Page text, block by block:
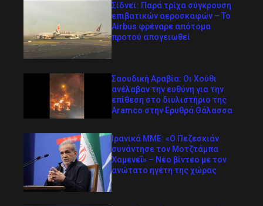
Σίδνεϊ: Παρά τρίχα σύγκρουση
επιβατικών αεροσκαφών – Το
Airbus φρέναρε απότομα
προτού απογειωθεί
Σαουδική Αραβία: Οι Χούθι
ανέλαβαν την ευθύνη για την
επίθεση στο διυλιστήριο της
Aramco στην Ερυθρά Θάλασσα
Ιρανικά ΜΜΕ: «Ο Πεζεσκιάν
συνάντησε τον Μοτζτάμπα
Χαμενεΐ» – Νέο βίντεο με τον
ανώτατο ηγέτη της χώρας